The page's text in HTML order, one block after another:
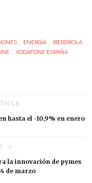
ENERGÍA
IBERDROLA
VODAFONE ESPAÑA
hasta el -10,9% en enero
la innovación de pymes
de marzo